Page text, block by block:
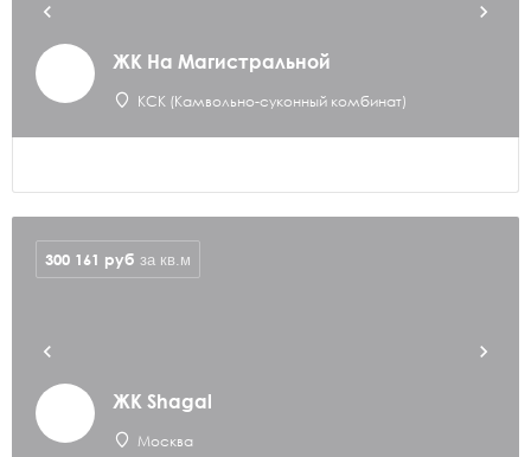
ЖК На Магистральной
КСК (Камвольно-суконный комбинат)
ЖК Shagal
Москва
300 161 руб за кв.м